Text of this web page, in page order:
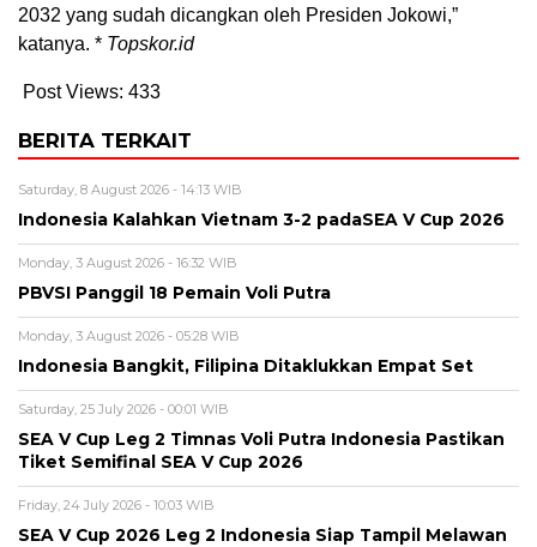
2032 yang sudah dicangkan oleh Presiden Jokowi,”
katanya. * Topskor.id
Post Views: 433
BERITA TERKAIT
Saturday, 8 August 2026 - 14:13 WIB
Indonesia Kalahkan Vietnam 3-2 padaSEA V Cup 2026
Monday, 3 August 2026 - 16:32 WIB
PBVSI Panggil 18 Pemain Voli Putra
Monday, 3 August 2026 - 05:28 WIB
Indonesia Bangkit, Filipina Ditaklukkan Empat Set
Saturday, 25 July 2026 - 00:01 WIB
SEA V Cup Leg 2 Timnas Voli Putra Indonesia Pastikan
Tiket Semifinal SEA V Cup 2026
Friday, 24 July 2026 - 10:03 WIB
SEA V Cup 2026 Leg 2 Indonesia Siap Tampil Melawan